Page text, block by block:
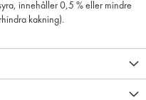
innehåller 0,5 % eller mindre
kakning).